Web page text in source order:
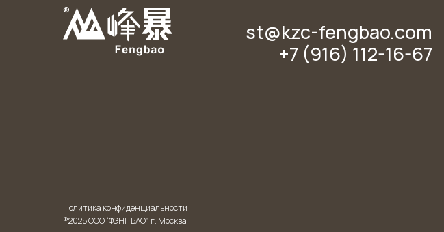
st@kzc-fengbao.com
+7 (916) 112-16-67
Политика конфиденциальности
®2025 ООО “ФЭНГ БАО”, г. Москва
®